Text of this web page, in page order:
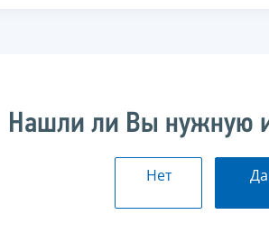
Нашли ли Вы нужную
Нет Да